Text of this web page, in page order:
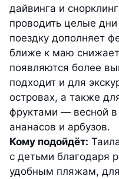
дайвинга и
проводить целые
поездку дополняет
ближе к маю
появляются более
подходит и для
островах, а также
фруктами — весной
ананасов и арбузов.
Кому подойдёт:
с детьми благодаря
удобным пляжам,